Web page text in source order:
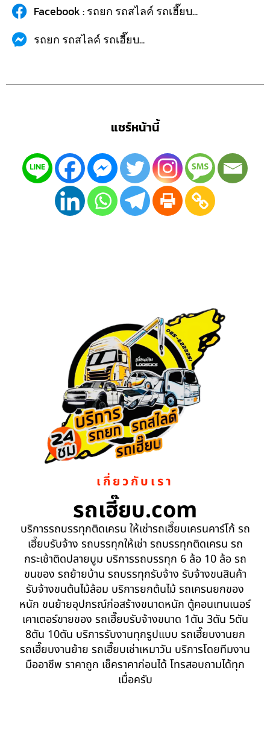
Facebook : รถยก รถสไลค์ รถเฮี๊ยบ...
รถยก รถสไลค์ รถเฮี๊ยบ...
แชร์หน้านี้
เกี่ยวกับเรา
รถเฮี๊ยบ.com
บริการรถบรรทุกติดเครน ให้เช่ารถเฮี๊ยบเครนคาร์โก้ รถ
เฮี๊ยบรับจ้าง รถบรรทุกให้เช่า รถบรรทุกติดเครน รถ
กระเช้าติดปลายบูม บริการรถบรรทุก 6 ล้อ 10 ล้อ รถ
ขนของ รถย้ายบ้าน รถบรรทุกรับจ้าง รับจ้างขนสินค้า
รับจ้างขนต้นไม้ล้อม บริการยกต้นไม้ รถเครนยกของ
หนัก ขนย้ายอุปกรณ์ก่อสร้างขนาดหนัก ตู้คอนเทนเนอร์
เคาเตอร์ขายของ รถเฮี๊ยบรับจ้างขนาด 1ตัน 3ตัน 5ตัน
8ตัน 10ตัน บริการรับงานทุกรูปแบบ รถเฮี๊ยบงานยก
รถเฮี๊ยบงานย้าย รถเฮี๊ยบเช่าเหมาวัน บริการโดยทีมงาน
มืออาชีพ ราคาถูก เช็คราคาก่อนได้ โทรสอบถามได้ทุก
เมื่อครับ